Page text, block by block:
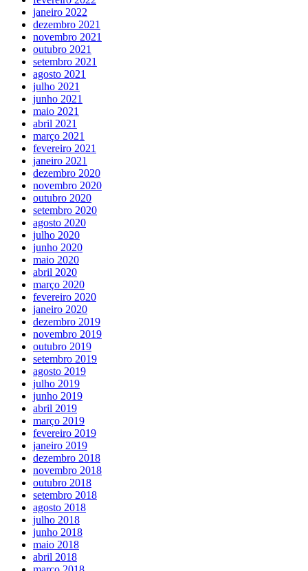
janeiro 2022
dezembro 2021
novembro 2021
outubro 2021
setembro 2021
agosto 2021
julho 2021
junho 2021
maio 2021
abril 2021
março 2021
fevereiro 2021
janeiro 2021
dezembro 2020
novembro 2020
outubro 2020
setembro 2020
agosto 2020
julho 2020
junho 2020
maio 2020
abril 2020
março 2020
fevereiro 2020
janeiro 2020
dezembro 2019
novembro 2019
outubro 2019
setembro 2019
agosto 2019
julho 2019
junho 2019
abril 2019
março 2019
fevereiro 2019
janeiro 2019
dezembro 2018
novembro 2018
outubro 2018
setembro 2018
agosto 2018
julho 2018
junho 2018
maio 2018
abril 2018